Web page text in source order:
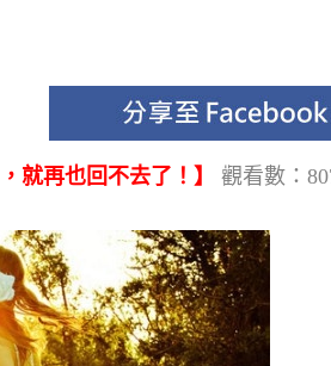
就再也回不去了！】 觀看數：